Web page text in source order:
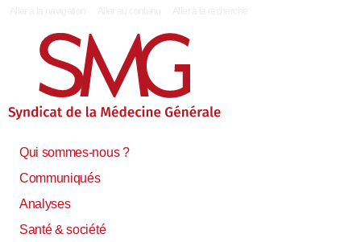
Qui sommes-nous ?
Communiqués
Analyses
Santé & société